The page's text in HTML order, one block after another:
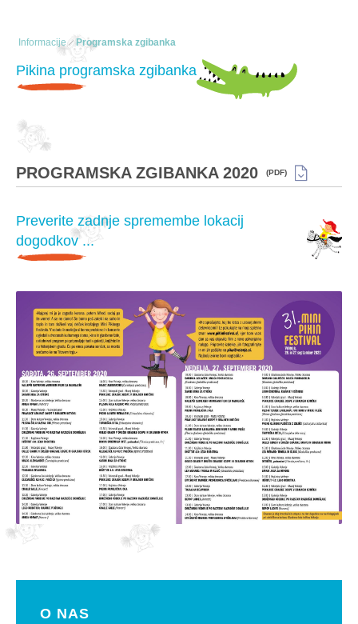
Informacije Programska zgibanka
Pikina programska zgibanka
PROGRAMSKA ZGIBANKA 2020 (PDF)
Preverite zadnje spremembe lokacij
dogodkov ...
O NAS